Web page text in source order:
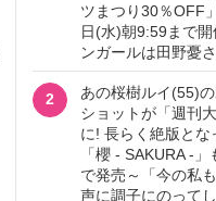
ツまつり30％OFF
日(水)朝9:59まで
ンガールは田野憂
2
あの桜樹ルイ(55)
ショットが「週刊
に! 長らく絶版とな
「櫻 - SAKURA -
で発売～「今の私
声に調子にのって